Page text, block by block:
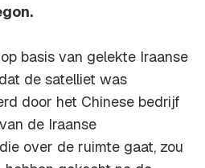
basis van gelekte Iraanse
de satelliet was
door het Chinese bedrijf
de Iraanse
over de ruimte gaat, zou